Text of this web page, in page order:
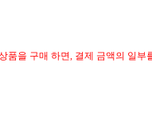
품을 구매 하면, 결제 금액의 일